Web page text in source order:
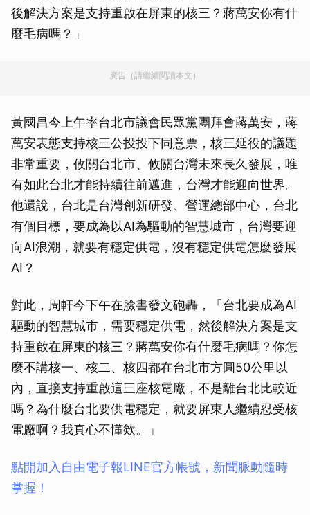
後解決方案是支持重啟在屏東的核三？蔣萬安你有什
麼毛病嗎？」
廣告（請繼續閱讀本文）
黃國昌今上午率台北市議會民眾黨團拜會蔣萬安，蔣
萬安表態支持核三公投投下同意票，核三延役的議題
非常重要，攸關台北市、攸關台灣未來長久發展，唯
有如此台北才能持續往前邁進，台灣才能迎向世界。
他還說，台北是台灣創新研發、營運總部中心，台北
有個目標，要成為以AI為驅動的智慧城市，台灣要迎
向AI浪潮，就要有穩定供電，沒有穩定供電怎麼發展
AI？
對此，周軒今下午在臉書發文砲轟，「台北要成為AI
驅動的智慧城市，需要穩定供電，然後解決方案是支
持重啟在屏東的核三？蔣萬安你有什麼毛病嗎？你怎
麼不講核一、核二、核四都在台北市方圓50公里以
內，直接支持重啟這三座核電廠，不是離台北比較近
嗎？為什麼台北要供電穩定，就要屏東人繼續忍受核
電廠啊？我真心不懂欸。」
點開加入自由電子報LINE官方帳號，新聞脈動隨時
掌握！